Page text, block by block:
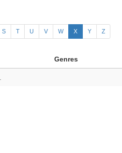
S T U V W X Y Z
Genres